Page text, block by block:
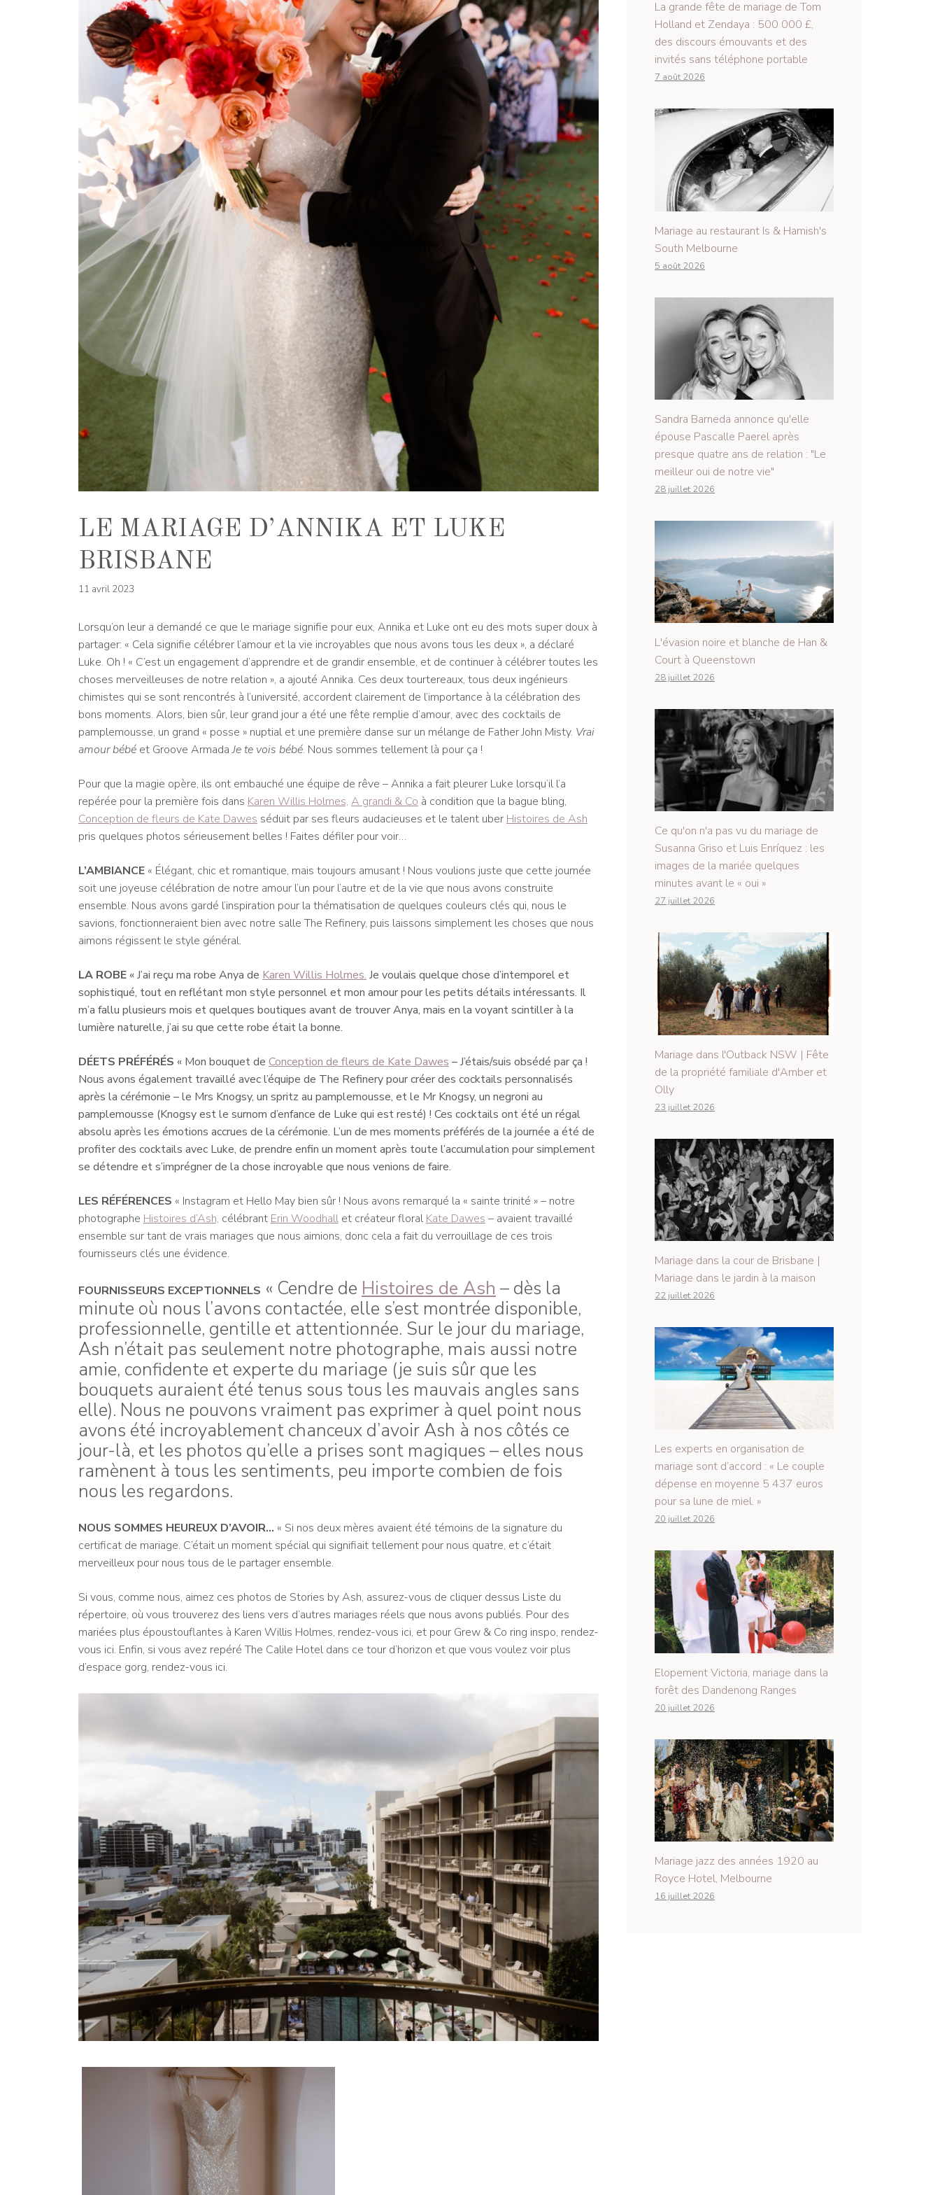
LE MARIAGE D’ANNIKA ET LUKE
BRISBANE
11 avril 2023
Lorsqu’on leur a demandé ce que le mariage signifie pour eux, Annika et Luke ont eu des mots super doux à
partager: « Cela signifie célébrer l’amour et la vie incroyables que nous avons tous les deux », a déclaré
Luke. Oh ! « C’est un engagement d’apprendre et de grandir ensemble, et de continuer à célébrer toutes les
choses merveilleuses de notre relation », a ajouté Annika. Ces deux tourtereaux, tous deux ingénieurs
chimistes qui se sont rencontrés à l’université, accordent clairement de l’importance à la célébration des
bons moments. Alors, bien sûr, leur grand jour a été une fête remplie d’amour, avec des cocktails de
pamplemousse, un grand « posse » nuptial et une première danse sur un mélange de Father John Misty. Vrai
amour bébé et Groove ArmadaJe te vois bébé. Nous sommes tellement là pour ça !
Pour que la magie opère, ils ont embauché une équipe de rêve – Annika a fait pleurer Luke lorsqu’il l’a
repérée pour la première fois dans Karen Willis Holmes, A grandi & Co à condition que la bague bling,
Conception de fleurs de Kate Dawes séduit par ses fleurs audacieuses et le talent uber Histoires de Ash
pris quelques photos sérieusement belles ! Faites défiler pour voir…
L’AMBIANCE « Élégant, chic et romantique, mais toujours amusant ! Nous voulions juste que cette journée
soit une joyeuse célébration de notre amour l’un pour l’autre et de la vie que nous avons construite
ensemble. Nous avons gardé l’inspiration pour la thématisation de quelques couleurs clés qui, nous le
savions, fonctionneraient bien avec notre salle The Refinery, puis laissons simplement les choses que nous
aimons régissent le style général.
LA ROBE « J’ai reçu ma robe Anya de Karen Willis Holmes. Je voulais quelque chose d’intemporel et
sophistiqué, tout en reflétant mon style personnel et mon amour pour les petits détails intéressants. Il
m’a fallu plusieurs mois et quelques boutiques avant de trouver Anya, mais en la voyant scintiller à la
lumière naturelle, j’ai su que cette robe était la bonne.
DÉETS PRÉFÉRÉS « Mon bouquet de Conception de fleurs de Kate Dawes – J’étais/suis obsédé par ça !
Nous avons également travaillé avec l’équipe de The Refinery pour créer des cocktails personnalisés
après la cérémonie – le Mrs Knogsy, un spritz au pamplemousse, et le Mr Knogsy, un negroni au
pamplemousse (Knogsy est le surnom d’enfance de Luke qui est resté) ! Ces cocktails ont été un régal
absolu après les émotions accrues de la cérémonie. L’un de mes moments préférés de la journée a été de
profiter des cocktails avec Luke, de prendre enfin un moment après toute l’accumulation pour simplement
se détendre et s’imprégner de la chose incroyable que nous venions de faire.
LES RÉFÉRENCES « Instagram et Hello May bien sûr ! Nous avons remarqué la « sainte trinité » – notre
photographe Histoires d’Ash, célébrant Erin Woodhall et créateur floral Kate Dawes – avaient travaillé
ensemble sur tant de vrais mariages que nous aimions, donc cela a fait du verrouillage de ces trois
fournisseurs clés une évidence.
FOURNISSEURS EXCEPTIONNELS « Cendre de Histoires de Ash – dès la
minute où nous l’avons contactée, elle s’est montrée disponible,
professionnelle, gentille et attentionnée. Sur le jour du mariage,
Ash n’était pas seulement notre photographe, mais aussi notre
amie, confidente et experte du mariage (je suis sûr que les
bouquets auraient été tenus sous tous les mauvais angles sans
elle). Nous ne pouvons vraiment pas exprimer à quel point nous
avons été incroyablement chanceux d’avoir Ash à nos côtés ce
jour-là, et les photos qu’elle a prises sont magiques – elles nous
ramènent à tous les sentiments, peu importe combien de fois
nous les regardons.
NOUS SOMMES HEUREUX D’AVOIR… « Si nos deux mères avaient été témoins de la signature du
certificat de mariage. C’était un moment spécial qui signifiait tellement pour nous quatre, et c’était
merveilleux pour nous tous de le partager ensemble.
Si vous, comme nous, aimez ces photos de Stories by Ash, assurez-vous de cliquer dessus Liste du
répertoire, où vous trouverez des liens vers d’autres mariages réels que nous avons publiés. Pour des
mariées plus époustouflantes à Karen Willis Holmes, rendez-vous ici, et pour Grew & Co ring inspo, rendez-
vous ici. Enfin, si vous avez repéré The Calile Hotel dans ce tour d’horizon et que vous voulez voir plus
d’espace gorg, rendez-vous ici.
La grande fête de mariage de Tom
Holland et Zendaya : 500 000 £,
des discours émouvants et des
invités sans téléphone portable
7 août 2026
Mariage au restaurant Is & Hamish's
South Melbourne
5 août 2026
Sandra Barneda annonce qu'elle
épouse Pascalle Paerel après
presque quatre ans de relation : "Le
meilleur oui de notre vie"
28 juillet 2026
L'évasion noire et blanche de Han &
Court à Queenstown
28 juillet 2026
Ce qu'on n'a pas vu du mariage de
Susanna Griso et Luis Enríquez : les
images de la mariée quelques
minutes avant le « oui »
27 juillet 2026
Mariage dans l'Outback NSW | Fête
de la propriété familiale d'Amber et
Olly
23 juillet 2026
Mariage dans la cour de Brisbane |
Mariage dans le jardin à la maison
22 juillet 2026
Les experts en organisation de
mariage sont d’accord : « Le couple
dépense en moyenne 5 437 euros
pour sa lune de miel. »
20 juillet 2026
Elopement Victoria, mariage dans la
forêt des Dandenong Ranges
20 juillet 2026
Mariage jazz des années 1920 au
Royce Hotel, Melbourne
16 juillet 2026